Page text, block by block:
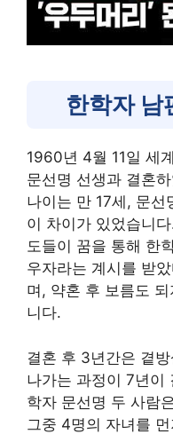
한학자 남
1960년 4월 11일 세
문선명 선생과 결혼
나이는 만 17세, 문
이 차이가 있었습니
도들이 꿈을 통해 한
우자라는 계시를 받
며, 약혼 후 보름도
니다.
결혼 후 3년간은 곁
나가는 과정이 7년이
학자 문선명 두 사람
그중 4명의 자녀를